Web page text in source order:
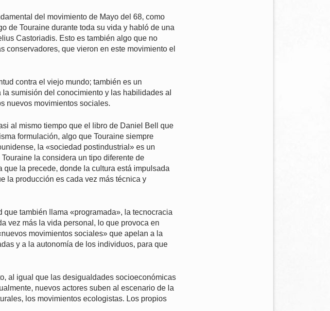
del movimiento de Mayo del 68, como
de Touraine durante toda su vida y habló de una
Castoriadis. Esto es también algo que no
conservadores, que vieron en este movimiento el
contra el viejo mundo; también es un
sumisión del conocimiento y las habilidades al
nuevos movimientos sociales.
al mismo tiempo que el libro de Daniel Bell que
formulación, algo que Touraine siempre
la «sociedad postindustrial» es un
la considera un tipo diferente de
la precede, donde la cultura está impulsada
la producción es cada vez más técnica y
también llama «programada», la tecnocracia
vez más la vida personal, lo que provoca en
movimientos sociales» que apelan a la
y a la autonomía de los individuos, para que
al igual que las desigualdades socioeconómicas
nuevos actores suben al escenario de la
los movimientos ecologistas. Los propios